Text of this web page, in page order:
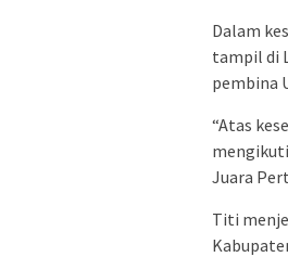
Dalam
tampil di
pembina
“Atas
Juara
Titi